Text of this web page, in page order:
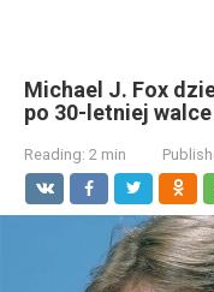
Michael J. Fox
po 30-letniej
Reading: 2 min